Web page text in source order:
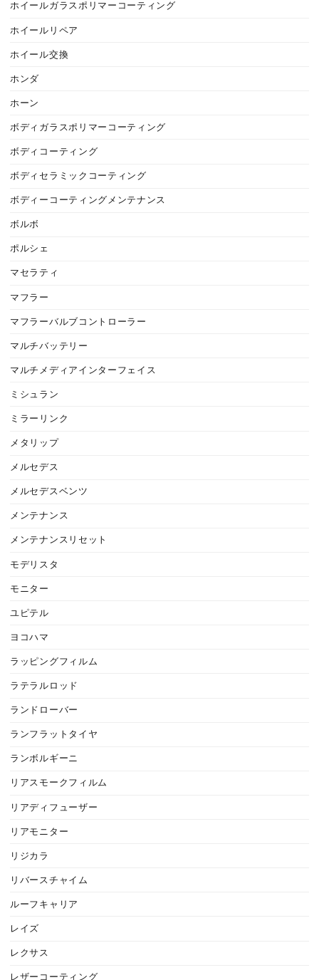
ホイールガラスポリマーコーティング
ホイールリペア
ホイール交換
ホンダ
ホーン
ボディガラスポリマーコーティング
ボディコーティング
ボディセラミックコーティング
ボディーコーティングメンテナンス
ボルボ
ポルシェ
マセラティ
マフラー
マフラーバルブコントローラー
マルチバッテリー
マルチメディアインターフェイス
ミシュラン
ミラーリンク
メタリップ
メルセデス
メルセデスベンツ
メンテナンス
メンテナンスリセット
モデリスタ
モニター
ユピテル
ヨコハマ
ラッピングフィルム
ラテラルロッド
ランドローバー
ランフラットタイヤ
ランボルギーニ
リアスモークフィルム
リアディフューザー
リアモニター
リジカラ
リバースチャイム
ルーフキャリア
レイズ
レクサス
レザーコーティング